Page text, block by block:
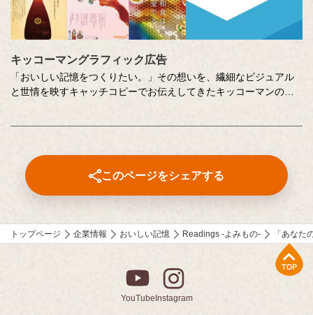
キッコーマングラフィック広告
「おいしい記憶をつくりたい。」その想いを、繊細なビジュアル
と世情を映すキャッチコピーでお伝えしてきたキッコーマンの企
このページをシェアする
トップページ 企業情報 おいしい記憶 Readings -よみもの- 「あな
YouTubeInstagram